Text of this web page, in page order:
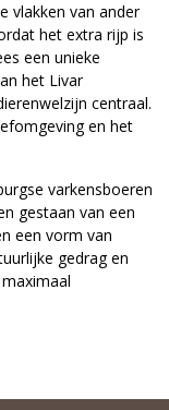
vlakken van ander
het extra rijp is
een unieke
het Livar
centraal.
en het
varkensboeren
gestaan van een
een vorm van
gedrag en